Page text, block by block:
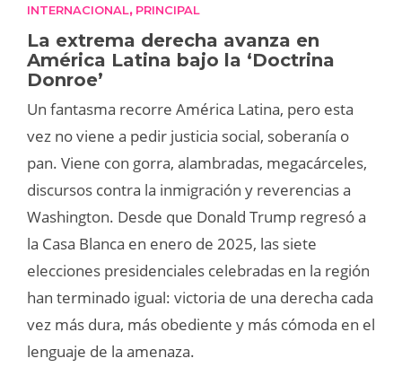
INTERNACIONAL, PRINCIPAL
La extrema derecha avanza en
América Latina bajo la ‘Doctrina
Donroe’
Un fantasma recorre América Latina, pero esta
vez no viene a pedir justicia social, soberanía o
pan. Viene con gorra, alambradas, megacárceles,
discursos contra la inmigración y reverencias a
Washington. Desde que Donald Trump regresó a
la Casa Blanca en enero de 2025, las siete
elecciones presidenciales celebradas en la región
han terminado igual: victoria de una derecha cada
vez más dura, más obediente y más cómoda en el
lenguaje de la amenaza.